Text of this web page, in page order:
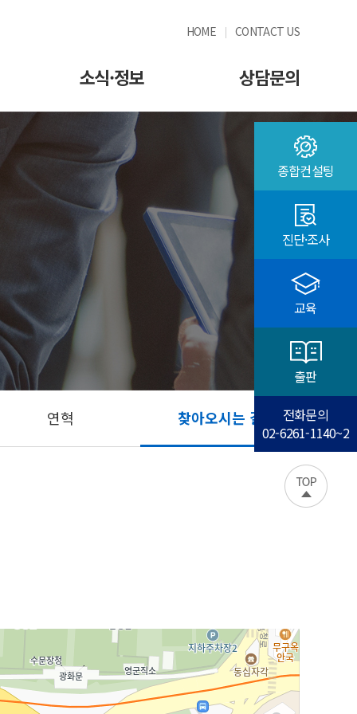
HOME CONTACT US
소식·정보 상담문의
연혁 찾아오시는 길
종합컨설팅
진단·조사
교육
출판
전화문의
02-6261-1140~2